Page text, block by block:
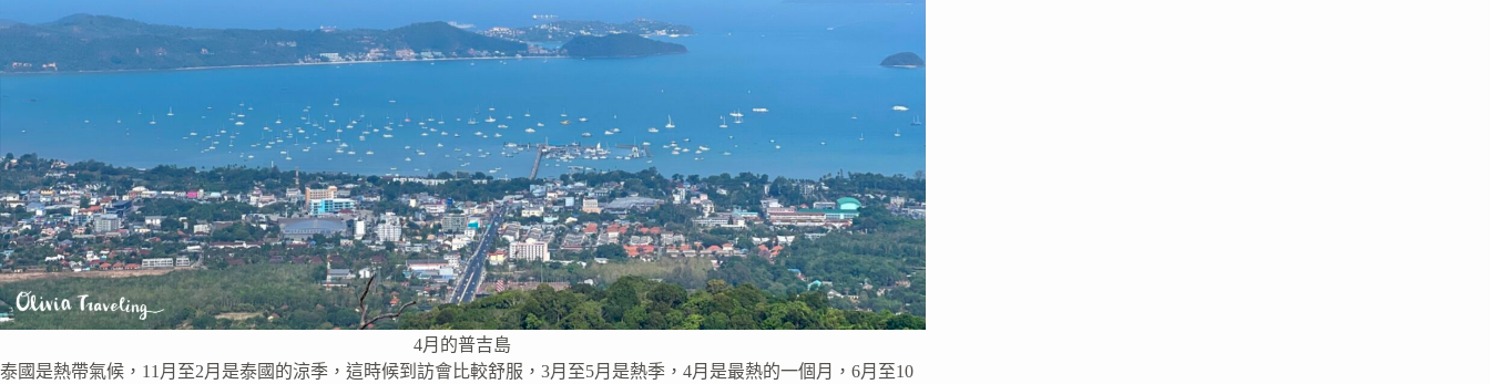
4月的普吉島
泰國是熱帶氣候，11月至2月是泰國的涼季，這時候到訪會比較舒服，3月至5月是熱季，4月是最熱的一個月，6月至10